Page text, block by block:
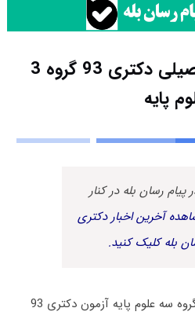
دانلود استعداد تحصیلی دکتری 93 گروه 3
پایه
پیام رسان بله در کنار
آخرین اخبار دکتری
بله کلیک کنید.
سوالات استعداد تحصیلی گروه سه علوم پایه آزمون دکتری 93